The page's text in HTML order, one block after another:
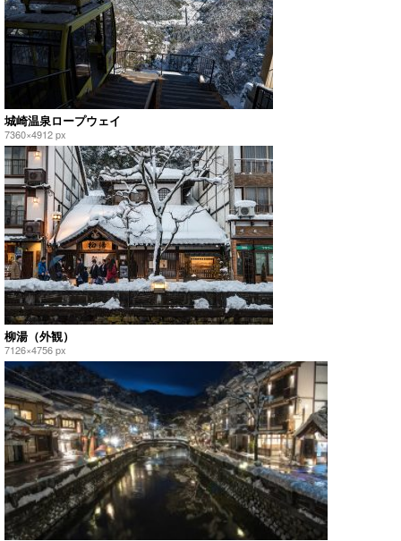
城崎温泉ロープウェイ
7360×4912 px
柳湯（外観）
7126×4756 px